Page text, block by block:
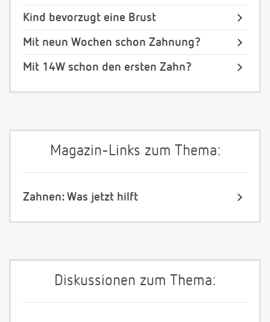
Kind bevorzugt eine Brust
Mit neun Wochen schon Zahnung?
Mit 14W schon den ersten Zahn?
Magazin-Links zum Thema:
Zahnen: Was jetzt hilft
Diskussionen zum Thema: